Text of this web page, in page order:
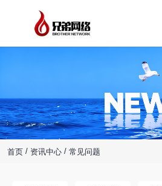
首页 / 资讯中心 / 常见问题